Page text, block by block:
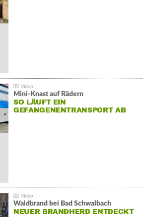
Mini-Knast auf Rädern
SO LÄUFT EIN
GEFANGENENTRANSPORT AB
Waldbrand bei Bad Schwalbach
NEUER BRANDHERD ENTDECKT